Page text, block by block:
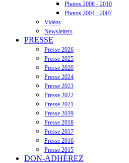
Photos 2008 - 2010
Photos 2004 - 2007
Vidéos
Newsletters
PRESSE
Presse 2026
Presse 2025
Presse 2020
Presse 2024
Presse 2023
Presse 2022
Presse 2021
Presse 2019
Presse 2018
Presse 2017
Presse 2016
Presse 2015
DON-ADHÉREZ